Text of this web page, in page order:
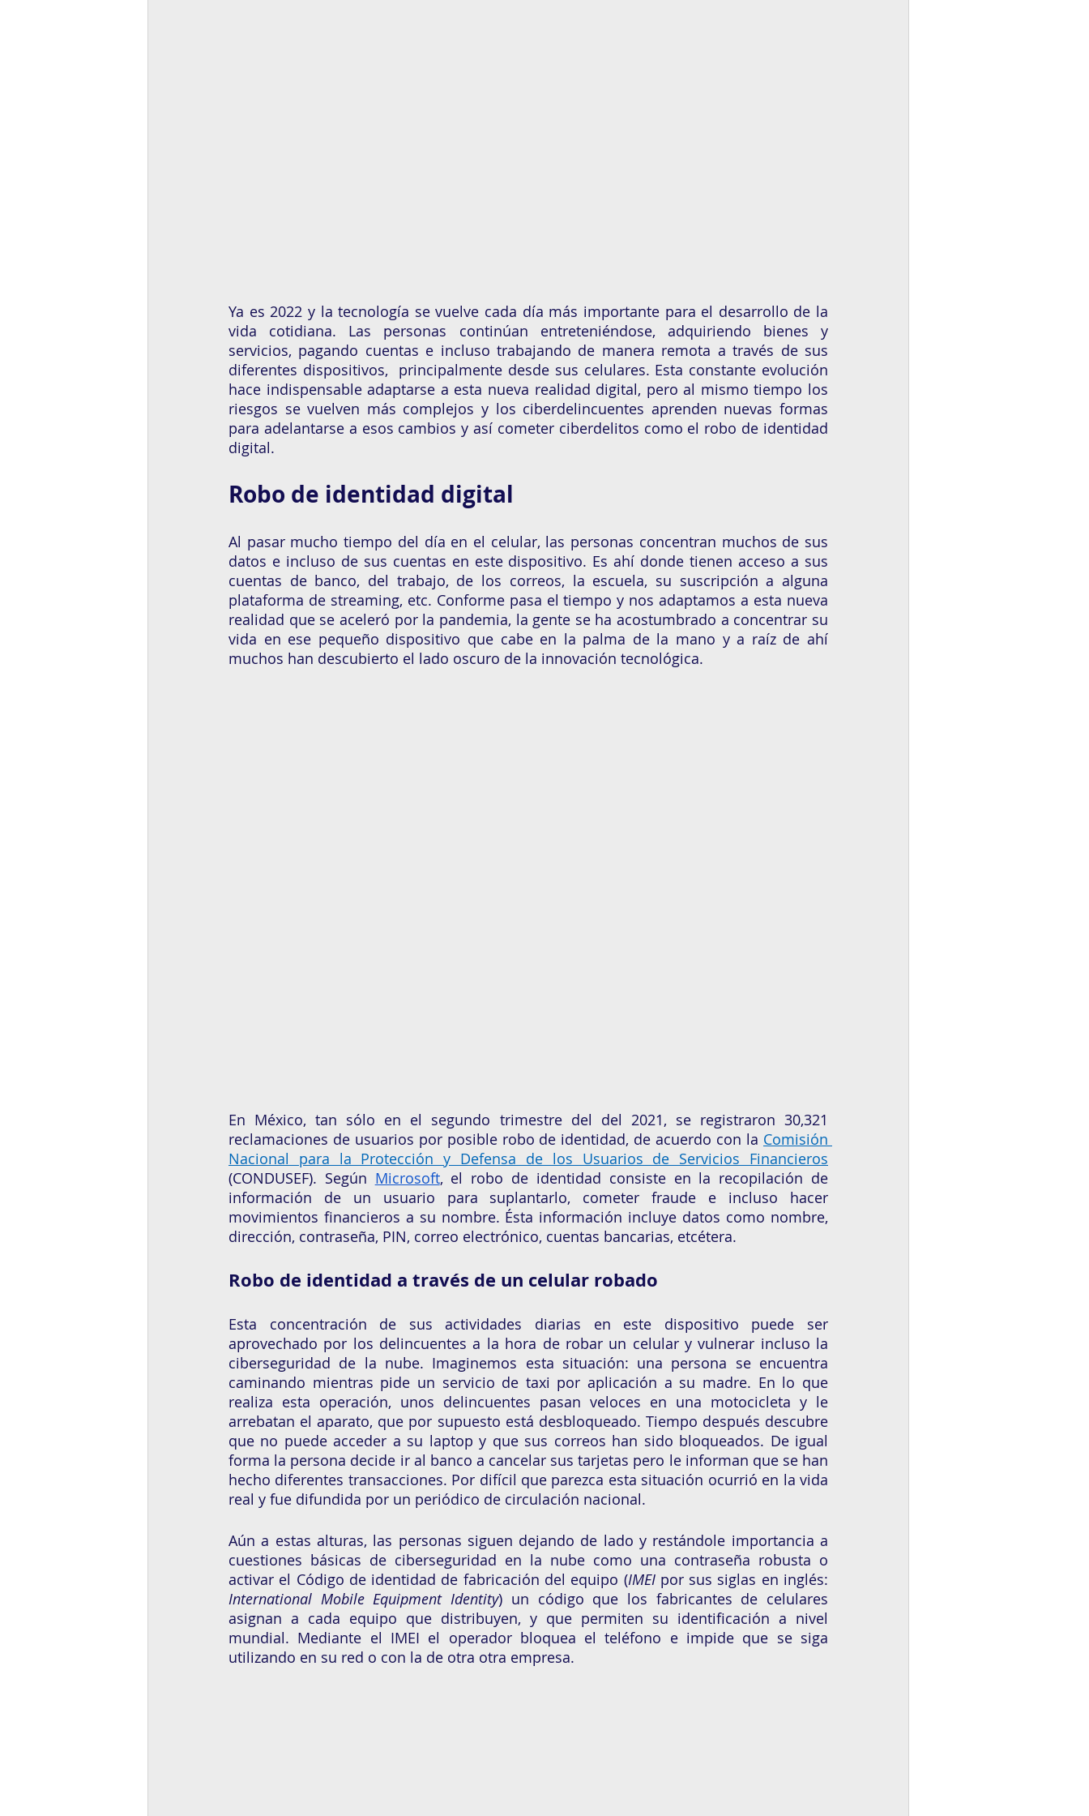
Ya es 2022 y la tecnología se vuelve cada día más importante para el desarrollo de la
vida cotidiana. Las personas continúan entreteniéndose, adquiriendo bienes y
servicios, pagando cuentas e incluso trabajando de manera remota a través de sus
diferentes dispositivos,  principalmente desde sus celulares. Esta constante evolución
hace indispensable adaptarse a esta nueva realidad digital, pero al mismo tiempo los
riesgos se vuelven más complejos y los ciberdelincuentes aprenden nuevas formas
para adelantarse a esos cambios y así cometer ciberdelitos como el robo de identidad
digital.
Robo de identidad digital
Al pasar mucho tiempo del día en el celular, las personas concentran muchos de sus
datos e incluso de sus cuentas en este dispositivo. Es ahí donde tienen acceso a sus
cuentas de banco, del trabajo, de los correos, la escuela, su suscripción a alguna
plataforma de streaming, etc. Conforme pasa el tiempo y nos adaptamos a esta nueva
realidad que se aceleró por la pandemia, la gente se ha acostumbrado a concentrar su
vida en ese pequeño dispositivo que cabe en la palma de la mano y a raíz de ahí
muchos han descubierto el lado oscuro de la innovación tecnológica.
En México, tan sólo en el segundo trimestre del del 2021, se registraron 30,321
reclamaciones de usuarios por posible robo de identidad, de acuerdo con la Comisión
Nacional para la Protección y Defensa de los Usuarios de Servicios Financieros
(CONDUSEF). Según Microsoft, el robo de identidad consiste en la recopilación de
información de un usuario para suplantarlo, cometer fraude e incluso hacer
movimientos financieros a su nombre. Ésta información incluye datos como nombre,
dirección, contraseña, PIN, correo electrónico, cuentas bancarias, etcétera.
Robo de identidad a través de un celular robado
Esta concentración de sus actividades diarias en este dispositivo puede ser
aprovechado por los delincuentes a la hora de robar un celular y vulnerar incluso la
ciberseguridad de la nube. Imaginemos esta situación: una persona se encuentra
caminando mientras pide un servicio de taxi por aplicación a su madre. En lo que
realiza esta operación, unos delincuentes pasan veloces en una motocicleta y le
arrebatan el aparato, que por supuesto está desbloqueado. Tiempo después descubre
que no puede acceder a su laptop y que sus correos han sido bloqueados. De igual
forma la persona decide ir al banco a cancelar sus tarjetas pero le informan que se han
hecho diferentes transacciones. Por difícil que parezca esta situación ocurrió en la vida
real y fue difundida por un periódico de circulación nacional.
Aún a estas alturas, las personas siguen dejando de lado y restándole importancia a
cuestiones básicas de ciberseguridad en la nube como una contraseña robusta o
activar el Código de identidad de fabricación del equipo (IMEI
International Mobile Equipment Identity) un código que los fabricantes de celulares
asignan a cada equipo que distribuyen, y que permiten su identificación a nivel
mundial. Mediante el IMEI el operador bloquea el teléfono e impide que se siga
utilizando en su red o con la de otra otra empresa.